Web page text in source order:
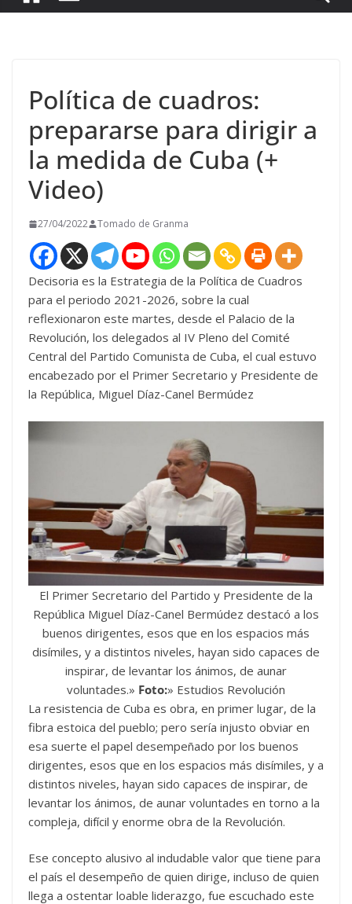
Política de cuadros:
prepararse para dirigir a
la medida de Cuba (+
Video)
27/04/2022 Tomado de Granma
Decisoria es la Estrategia de la Política de Cuadros
para el periodo 2021-2026, sobre la cual
reflexionaron este martes, desde el Palacio de la
Revolución, los delegados al IV Pleno del Comité
Central del Partido Comunista de Cuba, el cual estuvo
encabezado por el Primer Secretario y Presidente de
la República, Miguel Díaz-Canel Bermúdez
El Primer Secretario del Partido y Presidente de la
República Miguel Díaz-Canel Bermúdez destacó a los
buenos dirigentes, esos que en los espacios más
disímiles, y a distintos niveles, hayan sido capaces de
inspirar, de levantar los ánimos, de aunar
voluntades.» Foto:» Estudios Revolución
La resistencia de Cuba es obra, en primer lugar, de la
fibra estoica del pueblo; pero sería injusto obviar en
esa suerte el papel desempeñado por los buenos
dirigentes, esos que en los espacios más disímiles, y a
distintos niveles, hayan sido capaces de inspirar, de
levantar los ánimos, de aunar voluntades en torno a la
compleja, difícil y enorme obra de la Revolución.
Ese concepto alusivo al indudable valor que tiene para
el país el desempeño de quien dirige, incluso de quien
llega a ostentar loable liderazgo, fue escuchado este